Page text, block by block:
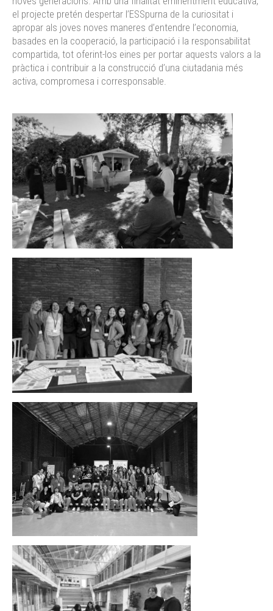
el projecte pretén despertar l’ESSpurna de la curiositat i
apropar als joves noves maneres d’entendre l’economia,
basades en la cooperació, la participació i la responsabilitat
compartida, tot oferint-los eines per portar aquests valors a la
pràctica i contribuir a la construcció d’una ciutadania més
activa, compromesa i corresponsable.